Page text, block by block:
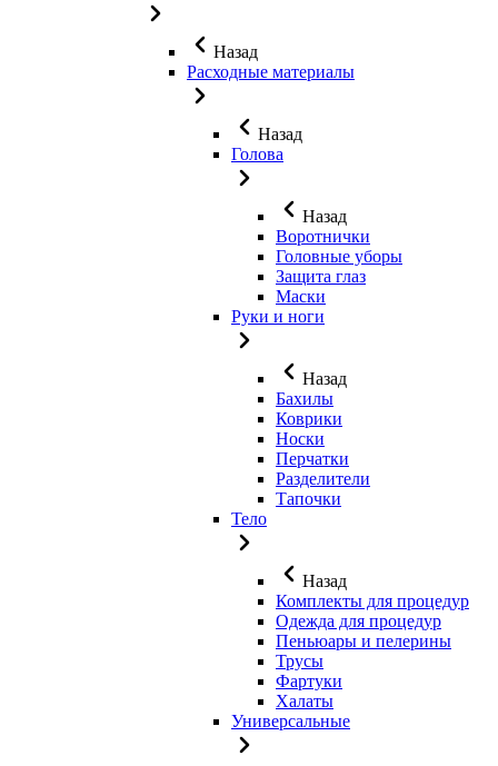
Назад
Расходные материалы
Назад
Голова
Назад
Воротнички
Головные уборы
Защита глаз
Маски
Руки и ноги
Назад
Бахилы
Коврики
Носки
Перчатки
Разделители
Тапочки
Тело
Назад
Комплекты для процедур
Одежда для процедур
Пеньюары и пелерины
Трусы
Фартуки
Халаты
Универсальные